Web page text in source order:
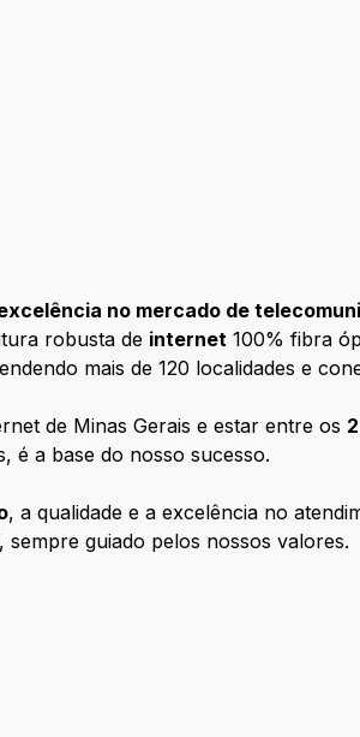
no mercado de
robusta de internet 100% fibra
mais de 120 localidades e
de Minas Gerais e estar entre os
é a base do nosso sucesso.
, a qualidade e a excelência no
, sempre guiado pelos nossos valores.